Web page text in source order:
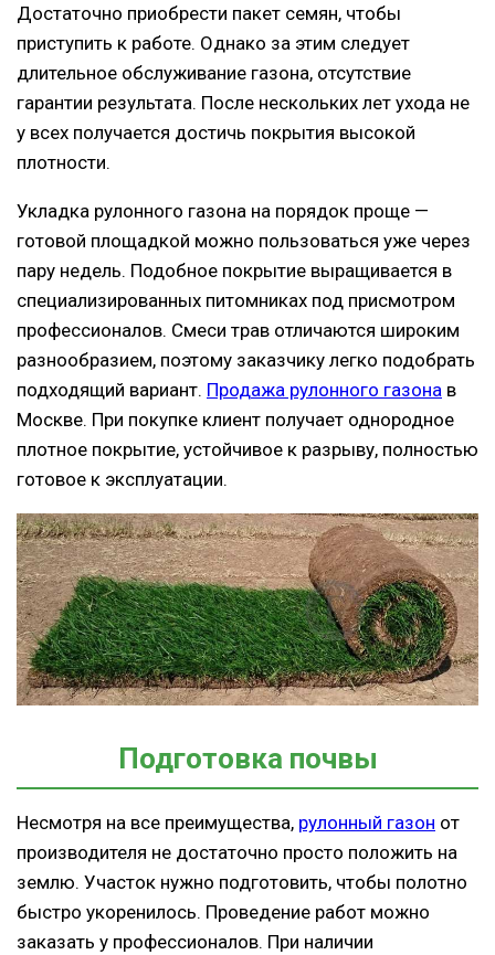
Достаточно приобрести пакет семян, чтобы
приступить к работе. Однако за этим следует
длительное обслуживание газона, отсутствие
гарантии результата. После нескольких лет ухода не
у всех получается достичь покрытия высокой
плотности.
Укладка рулонного газона на порядок проще —
готовой площадкой можно пользоваться уже через
пару недель. Подобное покрытие выращивается в
специализированных питомниках под присмотром
профессионалов. Смеси трав отличаются широким
разнообразием, поэтому заказчику легко подобрать
подходящий вариант. Продажа рулонного газона в
Москве. При покупке клиент получает однородное
плотное покрытие, устойчивое к разрыву, полностью
готовое к эксплуатации.
Подготовка почвы
Несмотря на все преимущества, рулонный газон от
производителя не достаточно просто положить на
землю. Участок нужно подготовить, чтобы полотно
быстро укоренилось. Проведение работ можно
заказать у профессионалов. При наличии